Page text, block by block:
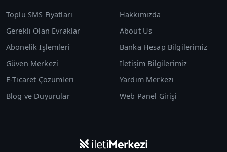
Toplu SMS Fiyatları
Gerekli Olan Evraklar
Abonelik İşlemleri
Güven Merkezi
E-Ticaret Çözümleri
Blog ve Duyurular
Hakkımızda
About Us
Banka Hesap Bilgilerimiz
İletişim Bilgilerimiz
Yardım Merkezi
Web Panel Girişi